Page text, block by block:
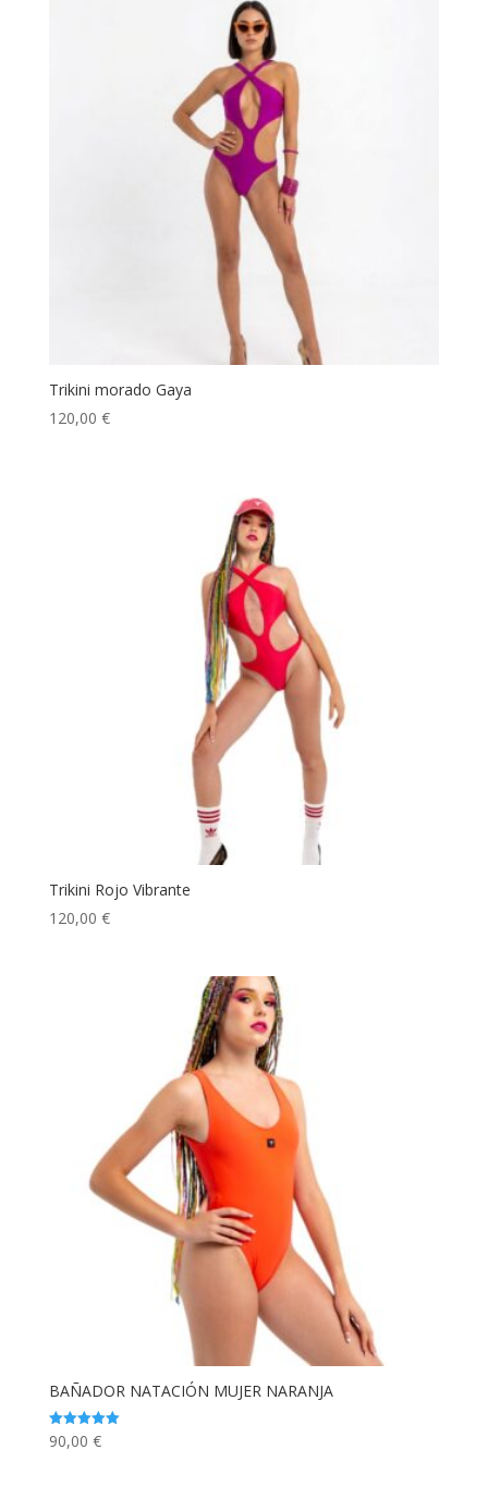
Trikini morado Gaya
120,00 €
Trikini Rojo Vibrante
120,00 €
BAÑADOR NATACIÓN MUJER NARANJA
Valorado
con
90,00 €